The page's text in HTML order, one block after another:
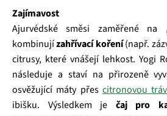
Zajímavost
Ajurvédské směsi zaměřené na
kombinujízahřívací koření(např.
citrusy, které vnášejí lehkost. Yogi
následuje a staví na přirozeně
osvěžující máty přes citronovou
ibišku. Výsledkem je čaj pro